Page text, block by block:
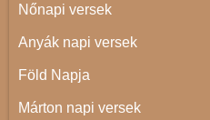
Nőnapi versek
Anyák napi versek
Föld Napja
Márton napi versek